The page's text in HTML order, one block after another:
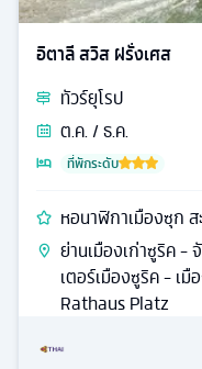
อิตาลี สวิส ฝรั่งเศส
ทัวร์ยุโรป
ต.ค. / ธ.ค.
ที่พักระดับ
หอนาฬิกาเมืองซุก ส
ย่านเมืองเก่าซูริค -
เตอร์เมืองซูริค - เ
Rathaus Platz